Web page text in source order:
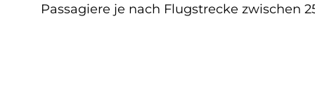
Passagiere je nach Flugstrecke zwischen